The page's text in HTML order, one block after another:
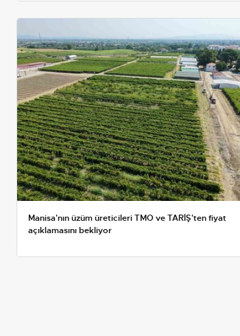
Manisa'nın üzüm üreticileri TMO ve TARİŞ'ten fiyat
açıklamasını bekliyor